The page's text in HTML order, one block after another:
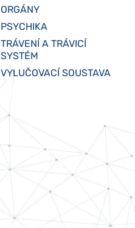
ORGÁNY
PSYCHIKA
TRÁVENÍ A TRÁVICÍ
SYSTÉM
VYLUČOVACÍ SOUSTAVA